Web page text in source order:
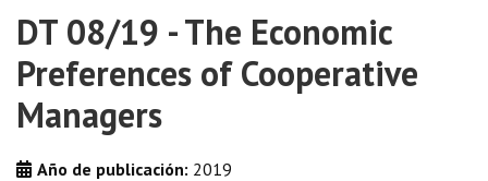
DT 08/19 - The Economic
Preferences of Cooperative
Managers
Año de publicación: 2019